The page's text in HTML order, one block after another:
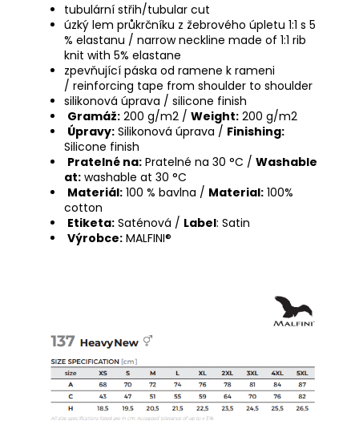
tubulární střih/tubular cut
úzký lem průkrčníku z žebrového úpletu 1:1 s 5
% elastanu / narrow neckline made of 1:1 rib
knit with 5% elastane
zpevňující páska od ramene k rameni
/ reinforcing tape from shoulder to shoulder
silikonová úprava / silicone finish
Gramáž: 200 g/m2 / Weight: 200 g/m2
Úpravy: Silikonová úprava / Finishing:
Silicone finish
Pratelné na: Pratelné na 30 °C / Washable
at: washable at 30 °C
Materiál: 100 % bavlna / Material: 100%
cotton
Etiketa: Saténová / Label: Satin
Výrobce: MALFINI®